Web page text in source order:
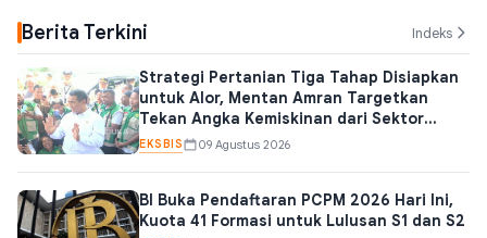
Berita Terkini Indeks
Strategi Pertanian Tiga Tahap Disiapkan
untuk Alor, Mentan Amran Targetkan
Tekan Angka Kemiskinan dari Sektor
Pangan
EKSBIS 09 Agustus 2026
BI Buka Pendaftaran PCPM 2026 Hari Ini,
Kuota 41 Formasi untuk Lulusan S1 dan S2